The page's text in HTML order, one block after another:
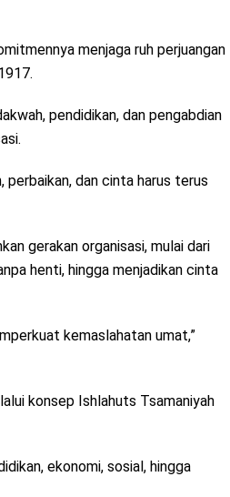
menjaga ruh perjuangan
pendidikan, dan pengabdian
perbaikan, dan cinta harus terus
gerakan organisasi, mulai dari
henti, hingga menjadikan cinta
kemaslahatan umat,”
konsep Ishlahuts Tsamaniyah
ekonomi, sosial, hingga